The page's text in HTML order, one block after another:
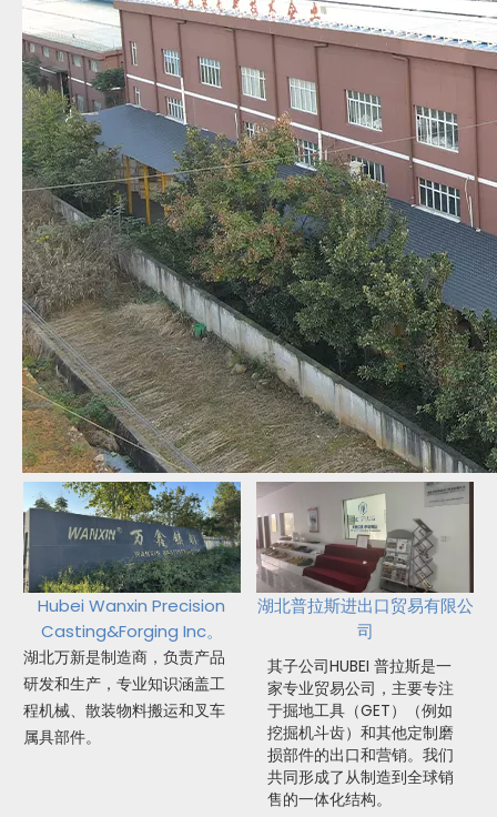
Hubei Wanxin Precision
Casting&Forging Inc。
湖北万新是制造商，负责产品
研发和生产，专业知识涵盖工
程机械、散装物料搬运和叉车
属具部件。
湖北普拉斯进出口贸易有限公
司
其子公司HUBEI 普拉斯是一
家专业贸易公司，主要专注
于掘地工具（GET）（例如
挖掘机斗齿）和其他定制磨
损部件的出口和营销。我们
共同形成了从制造到全球销
售的一体化结构。